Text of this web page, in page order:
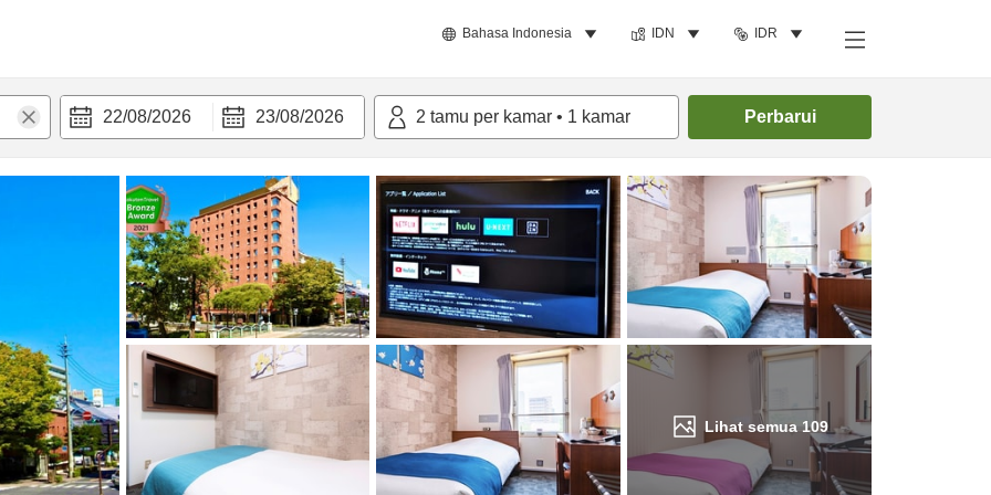
Bahasa Indonesia IDN IDR
22/08/2026 23/08/2026 2 tamu per kamar • 1 kamar Perbarui
Lihat semua 109
Cari kamar